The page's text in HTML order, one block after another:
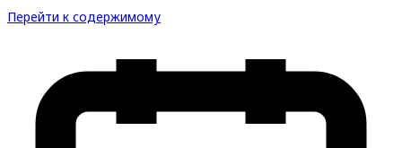
Перейти к содержимому